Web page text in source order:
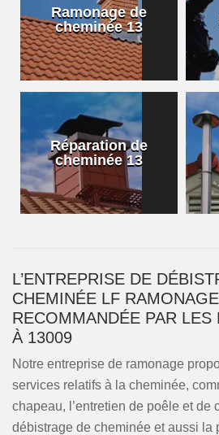
Ramonage de
cheminée 13
Réparation de
cheminée 13
L’ENTREPRISE DE
CHEMINÉE LF
RECOMMANDÉE PAR LES
À 13009
Notre entreprise de ramonage
services relatifs à la cheminée,
chapeau, l’entretien de poêle et de
débistrage de cheminée et aussi la